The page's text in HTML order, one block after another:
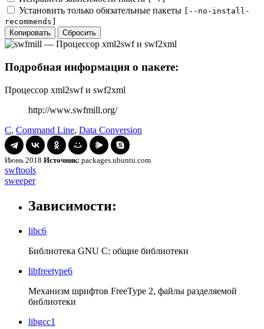
Установить только обязательные пакеты
[--no-install-
recommends]
Копировать
Сбросить
Подробная информация о пакете:
Процессор xml2swf и swf2xml
http://www.swfmill.org/
C, Command Line, Data Conversion
Июнь 2018 Источник: packages.ubuntu.com
Навигация
по
записям
swftools
swftools
sweeper
sweeper
Зависимости:
libc6
Библиотека GNU C: общие библиотеки
libfreetype6
Механизм шрифтов FreeType 2, файлы разделяемой
библиотеки
libgcc1